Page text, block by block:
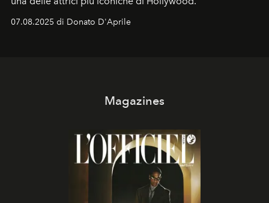
07.08.2025 di Donato D'Aprile
Magazines